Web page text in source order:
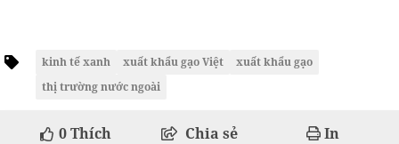
kinh tế xanh xuất khẩu gạo Việt
xuất khẩu gạo
thị trường nước ngoài
0Thích Chia sẻ In